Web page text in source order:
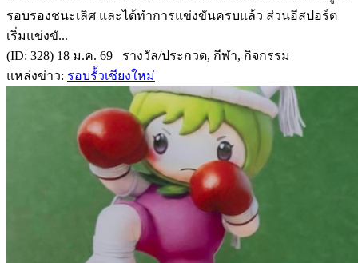
รอบรองชนะเลิศ และได้ทำการแข่งขันครบแล้ว ส่วนอีสปอร์ต
เริ่มแข่งขั...
(ID: 328) 18 ม.ค. 69 รางวัล/ประกวด, กีฬา, กิจกรรม
แหล่งข่าว: รอบรั้วเชียงใหม่